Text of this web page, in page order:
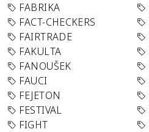
FABRIKA
FACT-CHECKERS
FAIRTRADE
FAKULTA
FANOUŠEK
FAUCI
FEJETON
FESTIVAL
FIGHT